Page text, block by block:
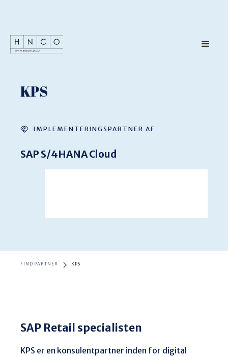
KPS
IMPLEMENTERINGSPARTNER AF
SAP S/4HANA Cloud
FIND PARTNER KPS
SAP Retail specialisten
KPS er en konsulentpartner inden for digital